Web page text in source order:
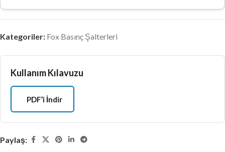
Kategoriler: Fox Basınç Şalterleri
Kullanım Kılavuzu
PDF’i İndir
Paylaş: